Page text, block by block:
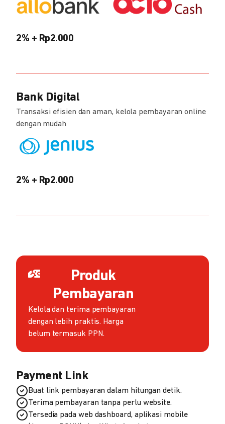
2% + Rp2.000
Bank Digital
Transaksi efisien dan aman, kelola pembayaran online
dengan mudah
2% + Rp2.000
Produk
Pembayaran
Kelola dan terima pembayaran
dengan lebih praktis. Harga
belum termasuk PPN.
Payment Link
Buat link pembayaran dalam hitungan detik.
Terima pembayaran tanpa perlu website.
Tersedia pada web dashboard, aplikasi mobile